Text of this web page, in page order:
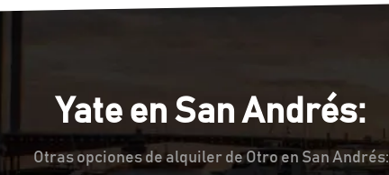
Yate en San Andrés:
Otras opciones de alquiler de Otro en San Andrés: